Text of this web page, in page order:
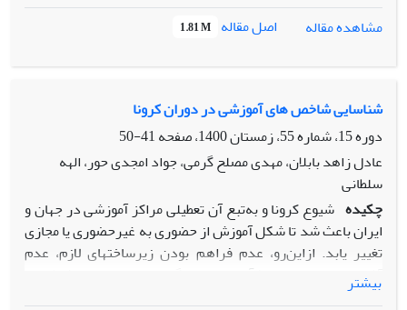
روش: روش تحقیق در این پژوهش کیفی از نوع داده بنیاد بود، که
در ادامه با استفاده از مصاحبه با گروه کانونی، داده‌ها توسعه داده
شد. قلمرو پژوهش حاضر اساتید و دانشجویان دانشگاه علامه بود
نمونه‌گیری هدفمند بود . ابزار گردآوری دا‌ده‌ها مصاحبه بود،
انجام مصاحبه تا دستیابی به اشباع نظری ادامه یافت. روش تحلیل
داده‌ها از طریق کد‌گذاری باز، محوری و گزینشی انجام شد.
یافته‏ها: از مهم‌ترین یافته‌های پژوهش می‌توان به عوامل موثر بر
اکوسیستم آموزشی اشاره کرد که شامل سه دسته عوامل انسانی،
آموزشی و زیرساختی است، که عوامل انسانی شامل عوامل مربوط
به استاد(چالش‌های اولیه، طرح درس، دستیار استاد، ارزیابی
عملکرد استاد، ارزیابی عملکرد دانشجو توسط استاد)، عوامل
مربوط به دانشجو(ارزیابی وضعیت دانشجو در آغاز و موانع
پیشروی دانشجویان) و عوامل مربوط به تعامل(تعامل در آموزش
مشاهده مقاله
اصل مقاله 1.81 M
شناسایی شاخص ‏های آموزشی در دوران کرونا
دوره 15، شماره 55، زمستان 1400، صفحه
41-50
عادل زاهد بابلان، مهدی مصلح گرمی، جواد امجدی حور، الهه
سلطانی
چکیده شیوع کرونا و به‌تبع آن تعطیلی مراکز آموزشی در جهان و
ایران باعث شد تا شکل آموزش از حضوری به غیرحضوری یا مجازی
تغییر یابد. ازاین‌رو، عدم فراهم بودن زیرساخت‏های لازم، عدم
آشنایی معلمان و دانش‏آموزان با یادگیری‏های مجازی باعث شد تا
خانواده‏ها، دانش‏آموزان و مدارس با چالش عظیمی در زمینه
بیشتر